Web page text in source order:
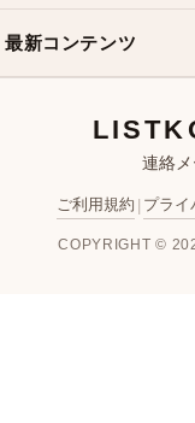
お問い合わせ
ミニバッグ
バケットバッグ
ディオールバッグ
最新コンテンツ
新着アイテム
ブランドカテゴリ
お客様レビュー
連絡メ
ご利用規約 プライ
COPYRIGHT ©